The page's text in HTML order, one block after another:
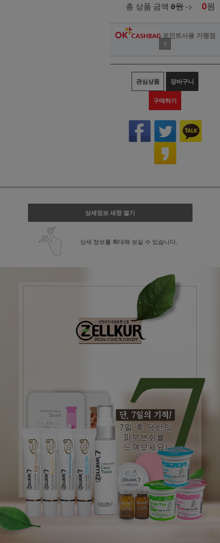
총 상품 금액 0원-> 0원
포인트사용 가맹점
?
관심상품 장바구니
구매하기
상세정보 새창 열기
상세 정보를 확대해 보실 수 있습니다.